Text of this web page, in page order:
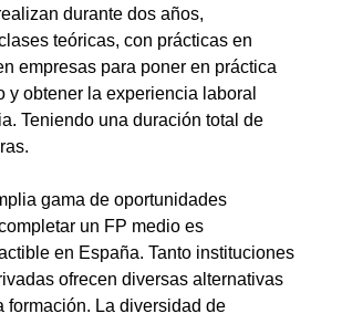
durante dos años,
teóricas, con prácticas en
empresas para poner en práctica
y obtener la experiencia laboral
Teniendo una duración total de
gama de oportunidades
un FP medio es
en España. Tanto instituciones
ofrecen diversas alternativas
formación. La diversidad de